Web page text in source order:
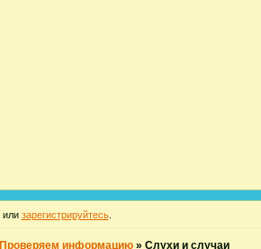
или зарегистрируйтесь.
Проверяем информацию »Слухи и случаи